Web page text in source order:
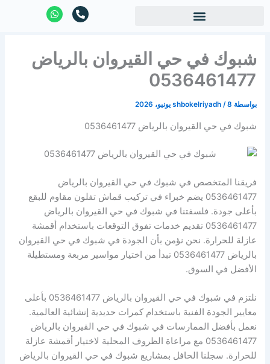
P
h
-
a
W
h
a
p
شبوك في حي القيروان بالرياض
0536461477
بواسطة shbokelriyadh /8 يونيو، 2026
شبوك في حي القيروان بالرياض 0536461477
فريقنا المتخصص في شبوك في حي القيروان بالرياض
0536461477 يضم خبراء في تركيب قماش تفلون مقاوم للبقع
بأعلى جودة. فلسفتنا في شبوك في حي القيروان بالرياض
0536461477 تقديم خدمات تفوق التوقعات باستخدام أقمشة
عازلة للحرارة. نحن نؤمن بأن الجودة في شبوك في حي القيروان
بالرياض 0536461477 تبدأ من اختيار مواسير مربعة ومستطيلة
الأفضل في السوق.
نلتزم في شبوك في حي القيروان بالرياض 0536461477 بأعلى
معايير الجودة الفنية باستخدام كمرات حديدية إنشائية العالمية.
نعمل بأفضل الممارسات في شبوك في حي القيروان بالرياض
0536461477 مع مراعاة الظروف المحلية لاختيار أقمشة عازلة
للحرارة. سجلنا الحافل بمشاريع شبوك في حي القيروان بالرياض